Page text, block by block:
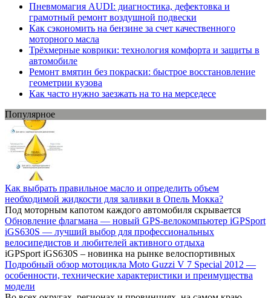
Пневмомагия AUDI: диагностика, дефектовка и
грамотный ремонт воздушной подвески
Как сэкономить на бензине за счет качественного
моторного масла
Трёхмерные коврики: технология комфорта и защиты в
автомобиле
Ремонт вмятин без покраски: быстрое восстановление
геометрии кузова
Как часто нужно заезжать на то на мерседесе
Популярное
Как выбрать правильное масло и определить объем
необходимой жидкости для заливки в Опель Мокка?
Под моторным капотом каждого автомобиля скрывается
Обновление флагмана — новый GPS-велокомпьютер iGPSport
iGS630S — лучший выбор для профессиональных
велосипедистов и любителей активного отдыха
iGPSport iGS630S – новинка на рынке велоспортивных
Подробный обзор мотоцикла Moto Guzzi V 7 Special 2012 —
особенности, технические характеристики и преимущества
модели